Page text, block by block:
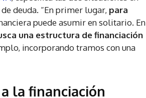
deuda. “En primer lugar, para
puede asumir en solitario. En
una estructura de financiación
incorporando tramos con una
la financiación